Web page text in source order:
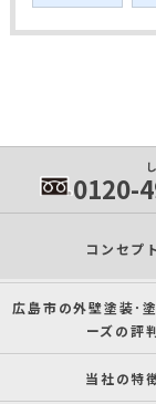
0120-
コンセプ
広島市の外壁塗装･
ーズの評
当社の特